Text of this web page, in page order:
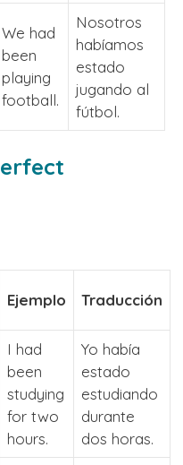
We had
been
playing
football.
Nosotros
habíamos
estado
jugando al
fútbol.
Ejemplo Traducción
I had
been
studying
for two
hours.
Yo había
estado
estudiando
durante
dos horas.